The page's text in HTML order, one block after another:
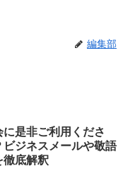
編集部
に是非ご利用くださ
ビジネスメールや敬語
徹底解釈